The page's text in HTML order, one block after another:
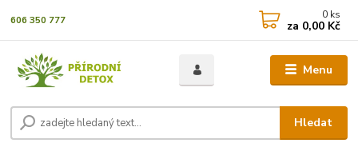
Menu
Hledat
606 350 777 0 ks
za 0,00 Kč